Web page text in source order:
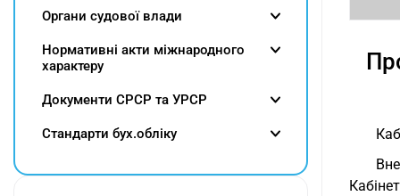
Органи судової влади
Нормативні акти міжнародного
характеру
Документи СРСР та УРСР
Cтандарти бух.обліку